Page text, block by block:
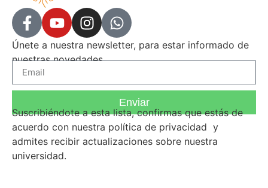
Únete a nuestra newsletter, para estar informado de
nuestras novedades.
Enviar
Suscribiéndote a esta lista, confirmas que estás de
acuerdo con nuestra política de privacidad y
admites recibir actualizaciones sobre nuestra
universidad.